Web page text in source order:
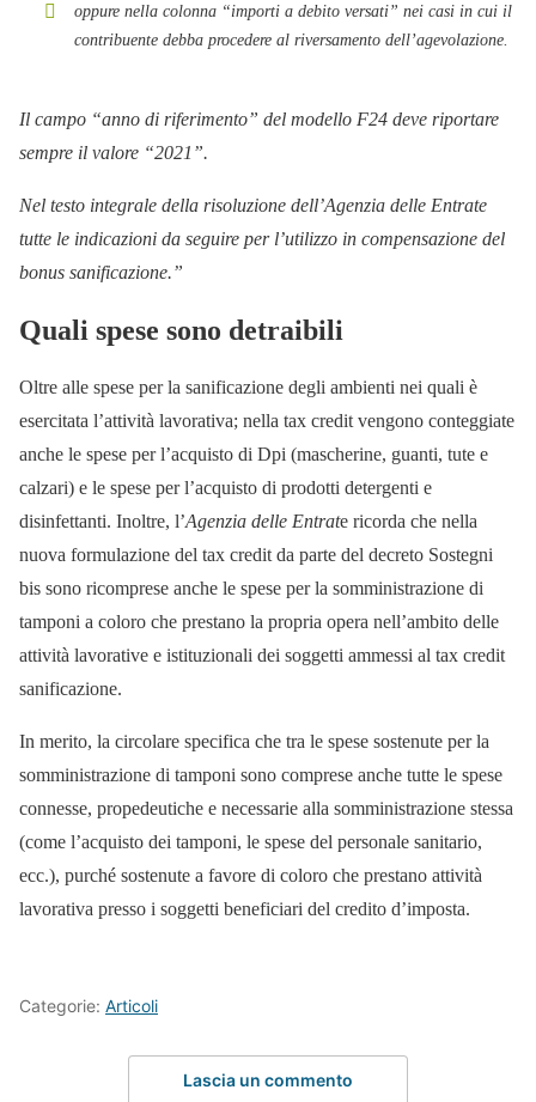
oppure nella colonna “importi a debito versati” nei casi in cui il
contribuente debba procedere al riversamento dell’agevolazione.
Il campo “anno di riferimento” del modello F24 deve riportare
sempre il valore “2021”.
Nel testo integrale della risoluzione dell’Agenzia delle Entrate
tutte le indicazioni da seguire per l’utilizzo in compensazione del
bonus sanificazione.”
Quali spese sono detraibili
Oltre alle spese per la sanificazione degli ambienti nei quali è
esercitata l’attività lavorativa; nella tax credit vengono conteggiate
anche le spese per l’acquisto di Dpi (mascherine, guanti, tute e
calzari) e le spese per l’acquisto di prodotti detergenti e
disinfettanti. Inoltre, l’Agenzia delle Entrate ricorda che nella
nuova formulazione del tax credit da parte del decreto Sostegni
bis sono ricomprese anche le spese per la somministrazione di
tamponi a coloro che prestano la propria opera nell’ambito delle
attività lavorative e istituzionali dei soggetti ammessi al tax credit
sanificazione.
In merito, la circolare specifica che tra le spese sostenute per la
somministrazione di tamponi sono comprese anche tutte le spese
connesse, propedeutiche e necessarie alla somministrazione stessa
(come l’acquisto dei tamponi, le spese del personale sanitario,
ecc.), purché sostenute a favore di coloro che prestano attività
lavorativa presso i soggetti beneficiari del credito d’imposta.
Categorie: Articoli
Lascia un commento